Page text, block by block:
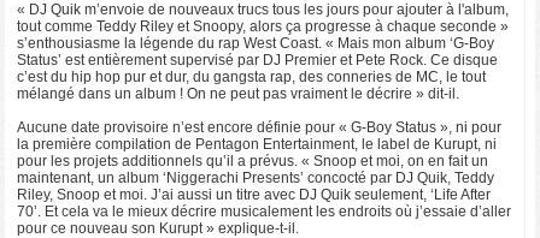
« DJ Quik m’envoie de nouveaux trucs tous les jours pour ajouter à l'album,
tout comme Teddy Riley et Snoopy, alors ça progresse à chaque seconde »
s’enthousiasme la légende du rap West Coast. « Mais mon album ‘G-Boy
Status’ est entièrement supervisé par DJ Premier et Pete Rock. Ce disque
c’est du hip hop pur et dur, du gangsta rap, des conneries de MC, le tout
mélangé dans un album ! On ne peut pas vraiment le décrire » dit-il.
Aucune date provisoire n’est encore définie pour « G-Boy Status », ni pour
la première compilation de Pentagon Entertainment, le label de Kurupt, ni
pour les projets additionnels qu’il a prévus. « Snoop et moi, on en fait un
maintenant, un album ‘Niggerachi Presents’ concocté par DJ Quik, Teddy
Riley, Snoop et moi. J’ai aussi un titre avec DJ Quik seulement, ‘Life After
70’. Et cela va le mieux décrire musicalement les endroits où j’essaie d’aller
pour ce nouveau son Kurupt » explique-t-il.